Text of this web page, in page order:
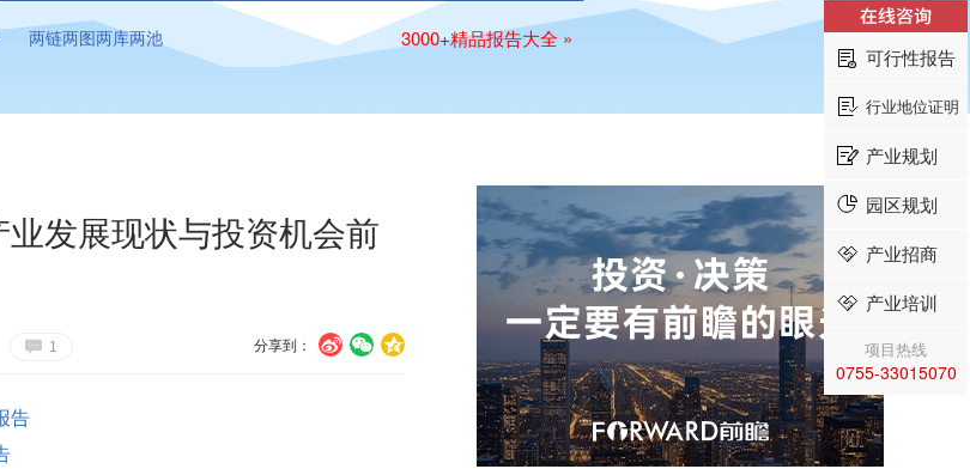
两链两图两库两池 3000+精品报告大全 »
发展现状与投资机会前
U V c
分享到：
G 1
告
可行性报告
行业地位证明
产业规划
园区规划
产业招商
产业培训
项目热线
0755-33015070